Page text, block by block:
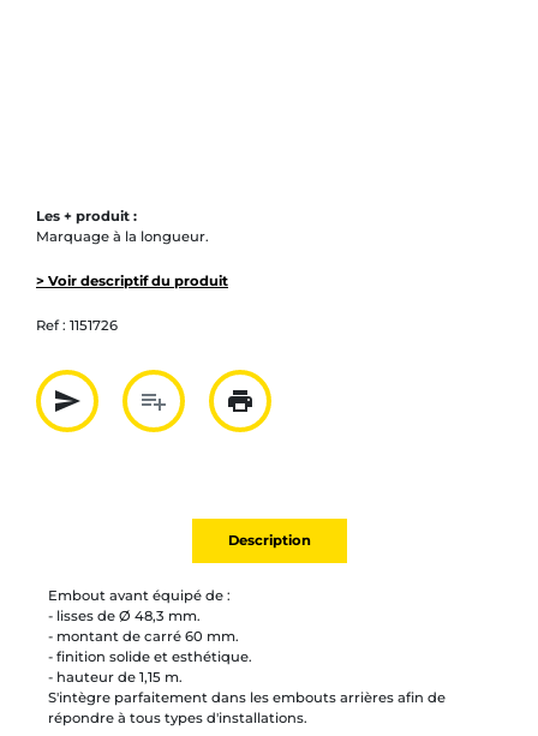
Les + produit :
Marquage à la longueur.
> Voir descriptif du produit
Ref : 1151726
send
Partager par mail
playlist_add
Ajouter à la liste
print
Imprimer
Description
Embout avant équipé de :
- lisses de Ø 48,3 mm.
- montant de carré 60 mm.
- finition solide et esthétique.
- hauteur de 1,15 m.
S'intègre parfaitement dans les embouts arrières afin de
répondre à tous types d'installations.